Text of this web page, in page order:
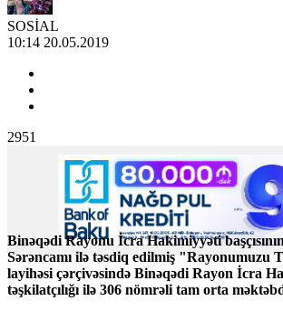
SOSİAL
10:14 20.05.2019
2951
Binəqədi Rayonu İcra Hakimiyyəti
Sərəncamı ilə təsdiq edilmiş "Rayonumuzu
layihəsi çərçivəsində Binəqədi Rayon İcra
təşkilatçılığı ilə 306 nömrəli tam orta